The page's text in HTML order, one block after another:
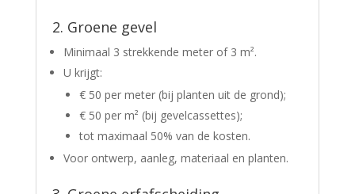
2. Groene gevel
Minimaal 3 strekkende meter of 3 m².
U krijgt:
€ 50 per meter (bij planten uit de grond);
€ 50 per m² (bij gevelcassettes);
tot maximaal 50% van de kosten.
Voor ontwerp, aanleg, materiaal en planten.